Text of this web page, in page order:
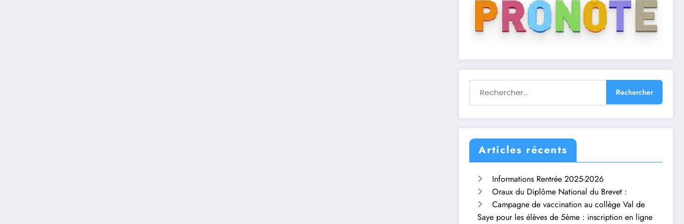
Articles récents
Informations Rentrée 2025-2026
Oraux du Diplôme National du Brevet :
Campagne de vaccination au collège Val de
Saye pour les élèves de 5ème : inscription en ligne